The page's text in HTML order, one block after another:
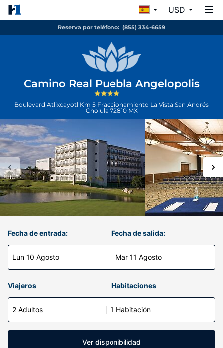
USD
Reserva por teléfono: (855) 334-6659
Camino Real Puebla Angelopolis
Boulevard Atlixcayotl Km 5 Fraccionamiento La Vista San Andrés
Cholula 72810 MX
Fecha de entrada:
Lun 10 Agosto
Fecha de salida:
Mar 11 Agosto
Viajeros Habitaciones
2 Adultos 1 Habitación
Ver disponibilidad